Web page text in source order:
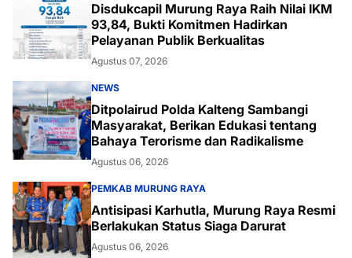
Disdukcapil Murung Raya Raih Nilai IKM
93,84, Bukti Komitmen Hadirkan
Pelayanan Publik Berkualitas
Agustus 07, 2026
NEWS
Ditpolairud Polda Kalteng Sambangi
Masyarakat, Berikan Edukasi tentang
Bahaya Terorisme dan Radikalisme
Agustus 06, 2026
PEMKAB MURUNG RAYA
Antisipasi Karhutla, Murung Raya Resmi
Berlakukan Status Siaga Darurat
Agustus 06, 2026